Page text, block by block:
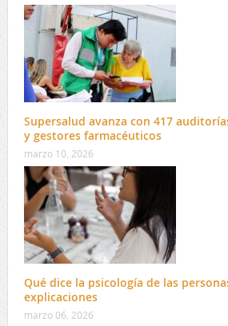
Supersalud avanza con 417
y gestores farmacéuticos
marzo 10, 2026
Qué dice la psicología de las
explicaciones
marzo 06, 2026